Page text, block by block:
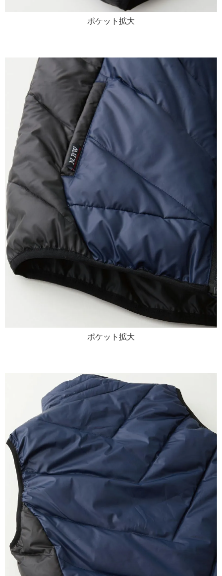
ポケット拡大
ポケット拡大